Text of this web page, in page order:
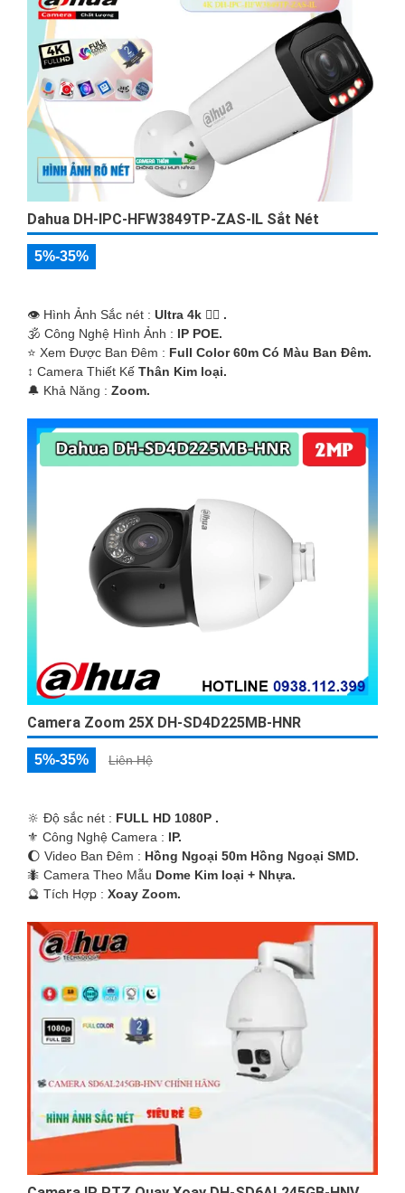
Dahua DH-IPC-HFW3849TP-ZAS-IL Sắt Nét
5%-35%
👁 Hình Ảnh Sắc nét : Ultra 4k 👍🏾 .
🕉️ Công Nghệ Hình Ảnh : IP POE.
⭐ Xem Được Ban Đêm : Full Color 60m Có Màu Ban Ðêm.
↕️ Camera Thiết Kế Thân Kim loại.
️🔔 Khả Năng : Zoom.
Camera Zoom 25X DH-SD4D225MB-HNR
5%-35% Liên Hệ
🔆 Độ sắc nét : FULL HD 1080P .
⚜️ Công Nghệ Camera : IP.
🌔 Video Ban Đêm : Hồng Ngoại 50m Hồng Ngoại SMD.
🐜 Camera Theo Mẫu Dome Kim loại + Nhựa.
️🔮 Tích Hợp : Xoay Zoom.